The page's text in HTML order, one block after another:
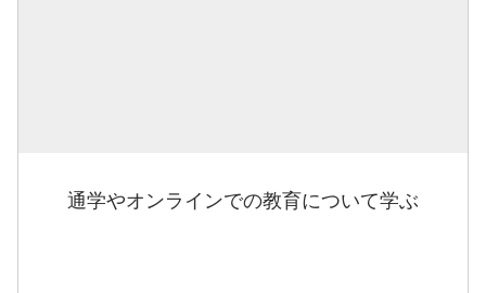
通学やオンラインでの教育について学ぶ